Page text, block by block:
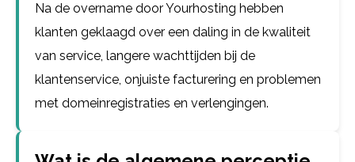
Na de overname door Yourhosting hebben
klanten geklaagd over een daling in de kwaliteit
van service, langere wachttijden bij de
klantenservice, onjuiste facturering en problemen
met domeinregistraties en verlengingen.